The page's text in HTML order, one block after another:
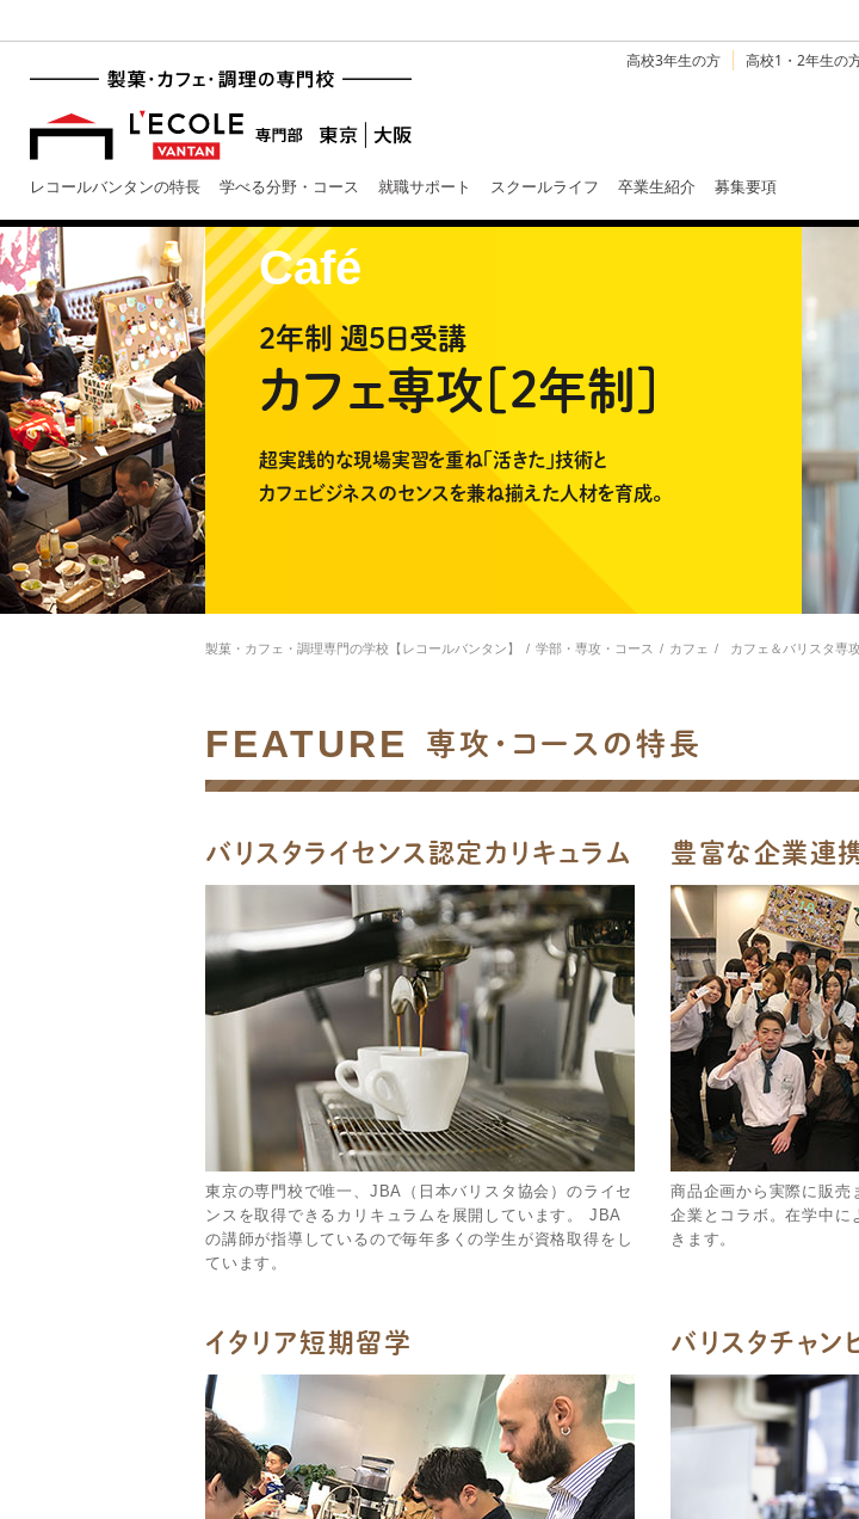
高校3年生の方 高校1・2年生の
レコールバンタンの特長 学べる分野・コース 就職サポート スクールライフ 卒業生紹介 募集要項
Café
2年制 週5日受講
カフェ専攻［2年制］
超実践的な現場実習を重ね「活きた」技術と
カフェビジネスのセンスを兼ね揃えた人材を育成。
製菓・カフェ・調理専門の学校【レコールバンタン】 / 学部・専攻・コース / カフェ / カフェ＆バリスタ専
FEATURE 専攻・コースの特長
バリスタライセンス認定カリキュラム
東京の専門校で唯一、JBA（日本バリスタ協会）のライセ
ンスを取得できるカリキュラムを展開しています。 JBA
の講師が指導しているので毎年多くの学生が資格取得をし
ています。
豊富な企業連
商品企画から実際に販売
企業とコラボ。在学中に
きます。
イタリア短期留学 バリスタチャン